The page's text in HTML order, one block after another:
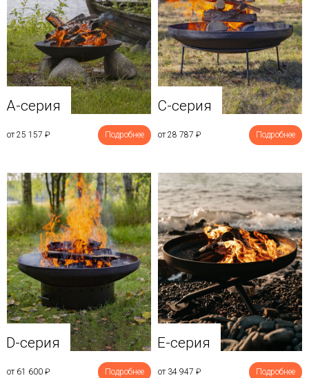
A-серия
от 25 157 ₽ Подробнее
C-серия
от 28 787 ₽ Подробнее
D-серия
от 61 600 ₽ Подробнее
E-серия
от 34 947 ₽ Подробнее